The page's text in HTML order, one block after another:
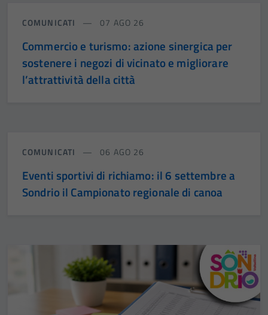
COMUNICATI 07 AGO 26
Commercio e turismo: azione sinergica per
sostenere i negozi di vicinato e migliorare
l’attrattività della città
COMUNICATI 06 AGO 26
Eventi sportivi di richiamo: il 6 settembre a
Sondrio il Campionato regionale di canoa